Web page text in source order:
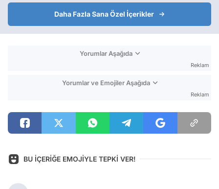
Daha Fazla Sana Özel İçerikler
Yorumlar Aşağıda
Reklam
Yorumlar ve Emojiler Aşağıda
Reklam
BU İÇERİĞE EMOJİYLE TEPKİ VER!